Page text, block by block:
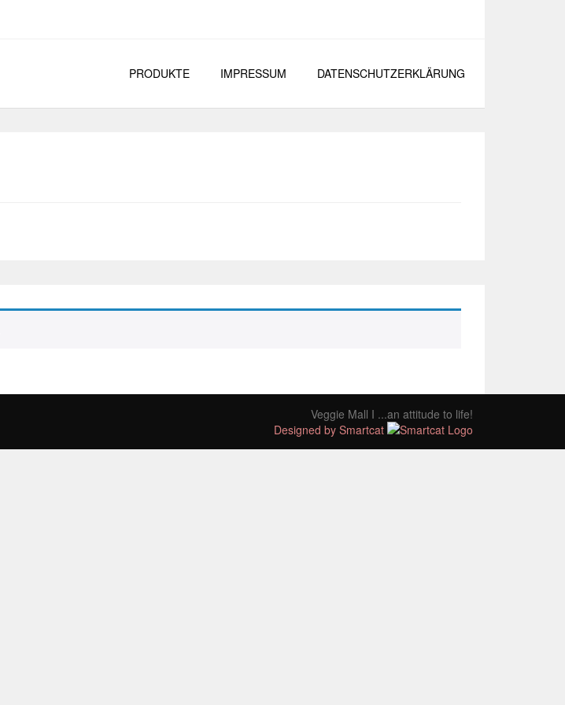
PRODUKTE IMPRESSUM DATENSCHUTZERKLÄRUNG
Veggie Mall I ...an attitude to life!
Designed by Smartcat